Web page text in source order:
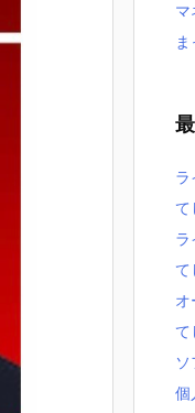
マ
ラ
て
ラ
て
オ
て
個